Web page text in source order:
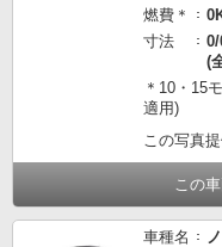
燃費＊
寸法
(
＊10・15
適用)
この写真
この
車種名